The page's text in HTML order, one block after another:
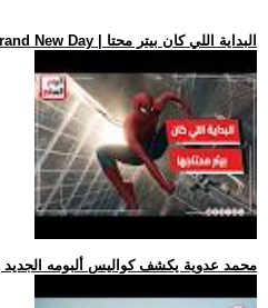
.. فيلم Spider-Man: Brand New Day | البداية اللي كان بيتر محتا
.. محمد عدوية يكشف كواليس ألبومه